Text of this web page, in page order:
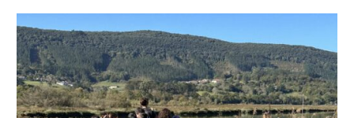
neurtzeko, jendeari buruzko informazioa biltzeko eta
produktuak garatzeko. Zure datuak nork eta zertarako
erabiltzen dituen hauta dezakezu.
Bazkide batzuek ez dizute baimenik eskatzen, eta beren
interes komertzial legitimoetan babesten dira. Ikusi gure